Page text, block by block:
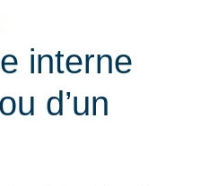
interne
d’un